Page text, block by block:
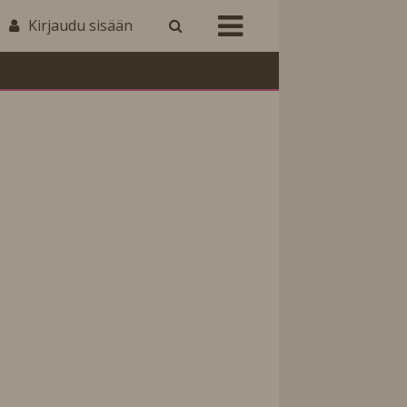
Kirjaudu sisään